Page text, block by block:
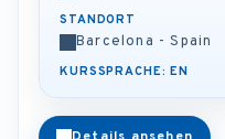
STANDORT
Barcelona - Spain
KURSSPRACHE: EN